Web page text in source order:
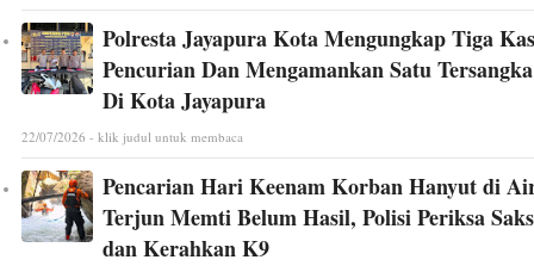
Polresta Jayapura Kota Mengungkap Tiga
Pencurian Dan Mengamankan Satu Tersangka
Di Kota Jayapura
22/07/2026 - klik judul untuk membaca
Pencarian Hari Keenam Korban Hanyut di
Terjun Memti Belum Hasil, Polisi Periksa
dan Kerahkan K9